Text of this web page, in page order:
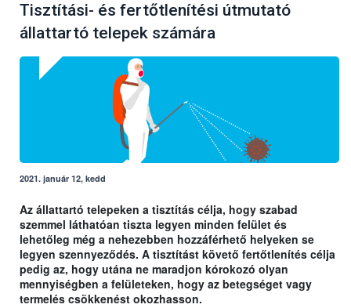
Tisztítási- és fertőtlenítési útmutató
állattartó telepek számára
2021. január 12, kedd
Az állattartó telepeken a tisztítás célja, hogy szabad
szemmel láthatóan tiszta legyen minden felület és
lehetőleg még a nehezebben hozzáférhető helyeken se
legyen szennyeződés. A tisztítást követő fertőtlenítés célja
pedig az, hogy utána ne maradjon kórokozó olyan
mennyiségben a felületeken, hogy az betegséget vagy
termelés csökkenést okozhasson.